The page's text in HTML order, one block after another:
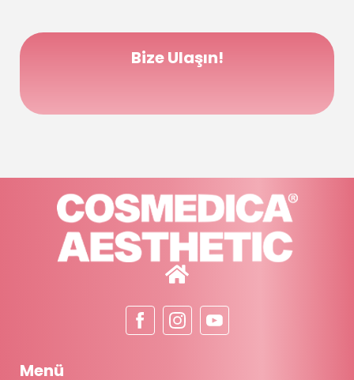
Bize Ulaşın!
Menü